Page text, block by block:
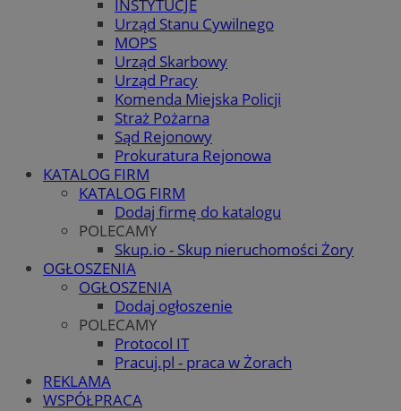
INSTYTUCJE
Urząd Stanu Cywilnego
MOPS
Urząd Skarbowy
Urząd Pracy
Komenda Miejska Policji
Straż Pożarna
Sąd Rejonowy
Prokuratura Rejonowa
KATALOG FIRM
KATALOG FIRM
Dodaj firmę do katalogu
POLECAMY
Skup.io - Skup nieruchomości Żory
OGŁOSZENIA
OGŁOSZENIA
Dodaj ogłoszenie
POLECAMY
Protocol IT
Pracuj.pl - praca w Żorach
REKLAMA
WSPÓŁPRACA